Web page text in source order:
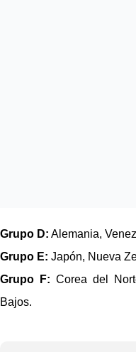
Grupo D: Alemania,
Grupo E: Japón, Nueva
Grupo F: Corea del
Bajos.